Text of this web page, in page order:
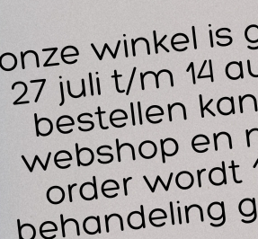
De vermelde prijs is de prijs per rol.
Toepassingen beige Sporttape:
- behandeling van gewrichts- en
- vroege functionele follow-up
- primaire zorg van bepaalde
- preventie van sportblessures en hun
Ideaal om te gebruiken bij sporten
bij turnen, swirlen, paardensport, etc.